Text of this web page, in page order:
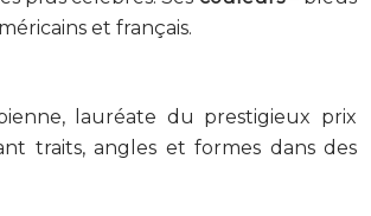
et français.
lauréate du prestigieux prix
traits, angles et formes dans des